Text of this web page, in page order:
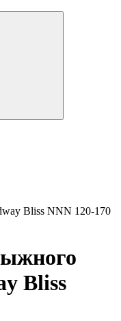
Bliss NNN 120-170
Bliss